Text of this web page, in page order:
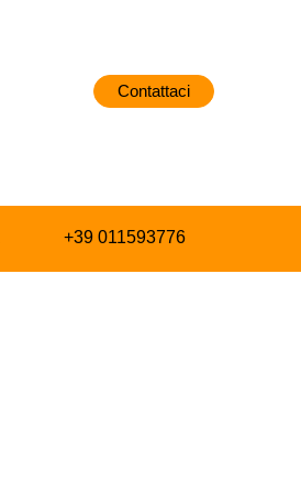
Contattaci
+39 011593776